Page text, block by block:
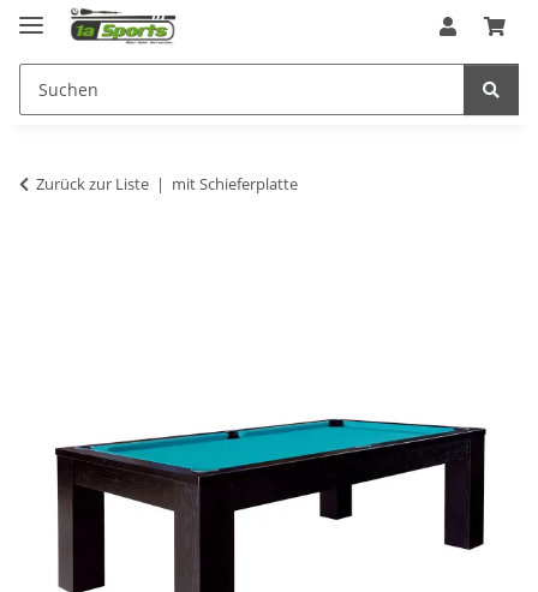
Zurück zur Liste mit Schieferplatte